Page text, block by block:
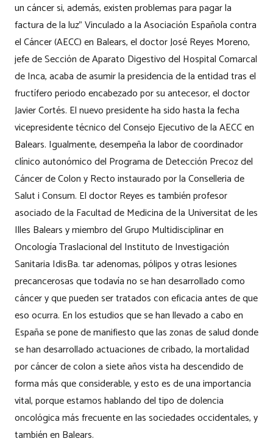
un cáncer si, además, existen problemas para pagar la
factura de la luz” Vinculado a la Asociación Española contra
el Cáncer (AECC) en Balears, el doctor José Reyes Moreno,
jefe de Sección de Aparato Digestivo del Hospital Comarcal
de Inca, acaba de asumir la presidencia de la entidad tras el
fructífero periodo encabezado por su antecesor, el doctor
Javier Cortés. El nuevo presidente ha sido hasta la fecha
vicepresidente técnico del Consejo Ejecutivo de la AECC en
Balears. Igualmente, desempeña la labor de coordinador
clínico autonómico del Programa de Detección Precoz del
Cáncer de Colon y Recto instaurado por la Conselleria de
Salut i Consum. El doctor Reyes es también profesor
asociado de la Facultad de Medicina de la Universitat de les
Illes Balears y miembro del Grupo Multidisciplinar en
Oncología Traslacional del Instituto de Investigación
Sanitaria IdisBa. tar adenomas, pólipos y otras lesiones
precancerosas que todavía no se han desarrollado como
cáncer y que pueden ser tratados con eficacia antes de que
eso ocurra. En los estudios que se han llevado a cabo en
España se pone de manifiesto que las zonas de salud donde
se han desarrollado actuaciones de cribado, la mortalidad
por cáncer de colon a siete años vista ha descendido de
forma más que considerable, y esto es de una importancia
vital, porque estamos hablando del tipo de dolencia
oncológica más frecuente en las sociedades occidentales, y
también en Balears.